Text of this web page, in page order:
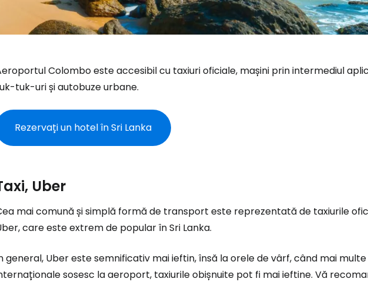
Colombo este accesibil cu taxiuri oficiale, mașini prin intermediul
tuk-uri și autobuze urbane.
Rezervați un hotel în Sri Lanka
Uber
mai comună și simplă formă de transport este reprezentată de taxiurile
care este extrem de popular în Sri Lanka.
general, Uber este semnificativ mai ieftin, însă la orele de vârf, când mai
sosesc la aeroport, taxiurile obișnuite pot fi mai ieftine. Vă